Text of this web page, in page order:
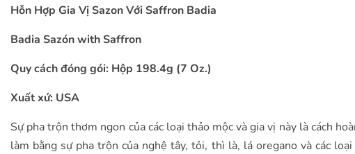
Hỗn Hợp Gia Vị Sazon Với Saffron Badia
Badia Sazón with Saffron
Quy cách đóng gói: Hộp 198.4g (7 Oz.)
Xuất xứ: USA
Sự pha trộn thơm ngon của các loại thảo mộc và gia vị này là cách
làm bằng sự pha trộn của nghệ tây, tỏi, thì là, lá oregano và các